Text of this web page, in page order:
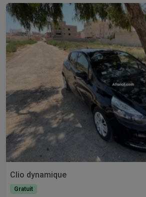
Clio dynamique
Gratuit